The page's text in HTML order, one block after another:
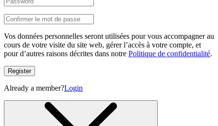
Vos données personnelles seront utilisées pour vous accompagner au
cours de votre visite du site web, gérer l’accès à votre compte, et
pour d’autres raisons décrites dans notre Politique de confidentialité.
Register
Already a member?Login